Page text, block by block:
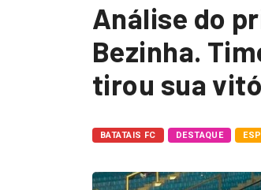
Análise do
Bezinha.
tirou sua
BATATAIS FC DESTAQUE